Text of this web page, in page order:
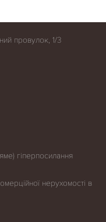
провулок, 1/3
гіперпосилання
нерухомості в